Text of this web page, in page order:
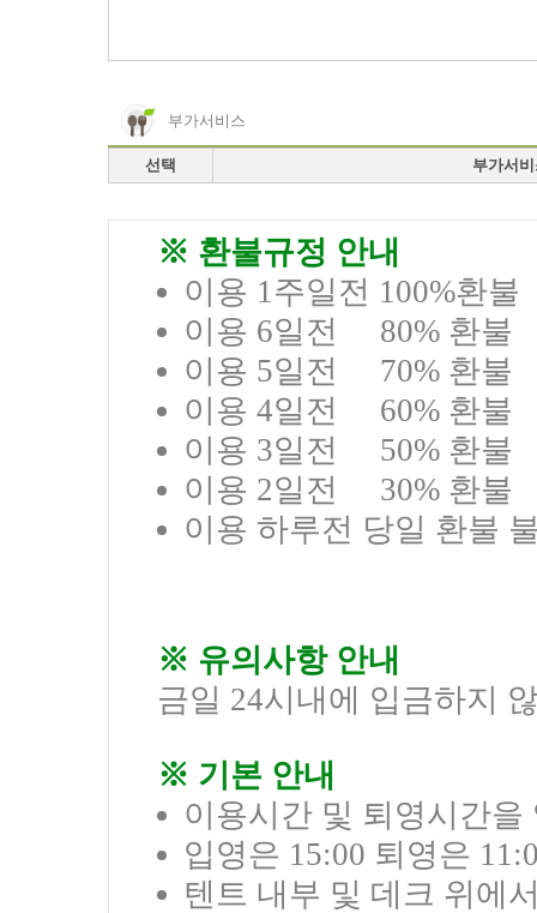
부가서비스
선택 부가서
※ 환불규정 안내
이용 1주일전 100%환불
이용 6일전 80% 환불
이용 5일전 70% 환불
이용 4일전 60% 환불
이용 3일전 50% 환불
이용 2일전 30% 환불
이용 하루전 당일 환불
※ 유의사항 안내
금일 24시내에 입금하지
※ 기본 안내
이용시간 및 퇴영시간
입영은 15:00 퇴영은
텐트 내부 및 데크 위에